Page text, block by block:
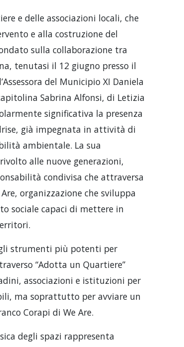
e delle associazioni locali, che
e alla costruzione del
sulla collaborazione tra
tenutasi il 12 giugno presso il
del Municipio XI Daniela
Sabrina Alfonsi, di Letizia
significativa la presenza
già impegnata in attività di
ambientale. La sua
alle nuove generazioni,
condivisa che attraversa
organizzazione che sviluppa
sociale capaci di mettere in
strumenti più potenti per
“Adotta un Quartiere”
associazioni e istituzioni per
ma soprattutto per avviare un
Corapi di We Are.
degli spazi rappresenta